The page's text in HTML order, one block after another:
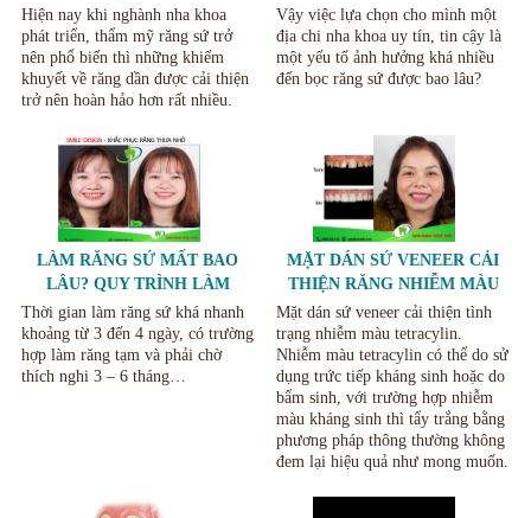
BỌC SỨ THẨM MỸ HIỆU
QUẢ.
Hiện nay khi nghành nha khoa
phát triển, thẩm mỹ răng sứ trở
nên phổ biến thì những khiếm
khuyết về răng dần được cải thiện
trở nên hoàn hảo hơn rất nhiều.
ĐỊNH TUỔI THỌ RĂNG SỨ.
Vậy việc lựa chọn cho mình một
địa chi nha khoa uy tín, tin cậy là
một yếu tố ảnh hưởng khá nhiều
đến bọc răng sứ được bao lâu?
LÀM RĂNG SỨ MẤT BAO
LÂU? QUY TRÌNH LÀM
RĂNG SỨ.
Thời gian làm răng sứ khá nhanh
khoảng từ 3 đến 4 ngày, có trường
hợp làm răng tạm và phải chờ
thích nghi 3 – 6 tháng…
MẶT DÁN SỨ VENEER CẢI
THIỆN RĂNG NHIỄM MÀU
TETRACYCLIN
Mặt dán sứ veneer cải thiện tình
trạng nhiễm màu tetracylin.
Nhiễm màu tetracylin có thể do sử
dụng trức tiếp kháng sinh hoặc do
bẩm sinh, với trường hợp nhiễm
màu kháng sinh thì tẩy trắng bằng
phương pháp thông thường không
đem lại hiệu quả như mong muốn.